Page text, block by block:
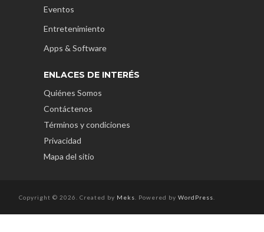
Eventos
Entretenimiento
Apps & Software
ENLACES DE INTERÉS
Quiénes Somos
Contáctenos
Términos y condiciones
Privacidad
Mapa del sitio
Copyright © 2026. Created by Meks . Powered by WordPress